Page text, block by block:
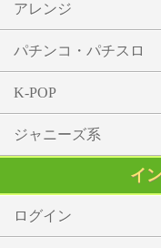
アレンジ
パチンコ・パチスロ
K-POP
ジャニーズ系
イ
ログイン